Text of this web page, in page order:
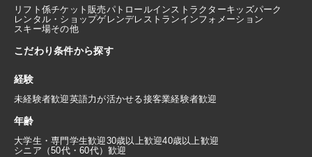
リフト係チケット販売パトロールインストラクターキッズパーク
レンタル・ショップゲレンデレストラン インフォメーション
スキー場その他
こだわり条件から探す
経験
未経験者歓迎英語力が活かせる接客業経験者歓迎
年齢
大学生・専門学生歓迎30歳以上歓迎40歳以上歓迎
シニア（50代・60代）歓迎